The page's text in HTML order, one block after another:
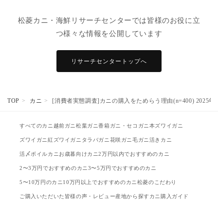
松菱カニ・海鮮リサーチセンターでは皆様のお役に立
つ様々な情報を公開しています
リサーチセンタートップへ
TOP カニ [消費者実態調査]カニの購入をためらう理由(n=400) 2025年
すべてのカニ 越前ガニ松葉ガニ香箱ガニ・セコガニ 本ズワイガニ
ズワイガニ 紅ズワイガニ タラバガニ 花咲ガニ毛ガニ 活きカニ
活〆ボイルカニ お歳暮向けカニ2万円以内でおすすめのカニ
2〜3万円でおすすめのカニ 3〜5万円でおすすめのカニ
5〜10万円のカニ 10万円以上でおすすめのカニ 松菱のこだわり
ご購入いただいた皆様の声・レビュー産地から探すカニ購入ガイド